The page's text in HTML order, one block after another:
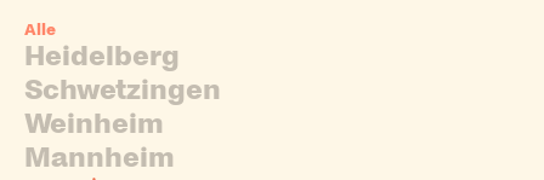
Alle
Heidelberg
Schwetzingen
Weinheim
Mannheim